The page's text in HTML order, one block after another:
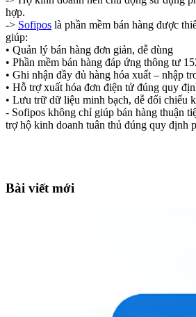
hợp.
-> Sofipos là phần mềm bán hàng được
giúp:
• Quản lý bán hàng đơn giản, dễ dùng
• Phần mềm bán hàng đáp ứng thông tư
• Ghi nhận đầy đủ hàng hóa xuất – nhập
• Hỗ trợ xuất hóa đơn điện tử đúng quy
• Lưu trữ dữ liệu minh bạch, dễ đối chiếu
- Sofipos không chỉ giúp bán hàng thuận
trợ hộ kinh doanh tuân thủ đúng quy định
Bài viết mới